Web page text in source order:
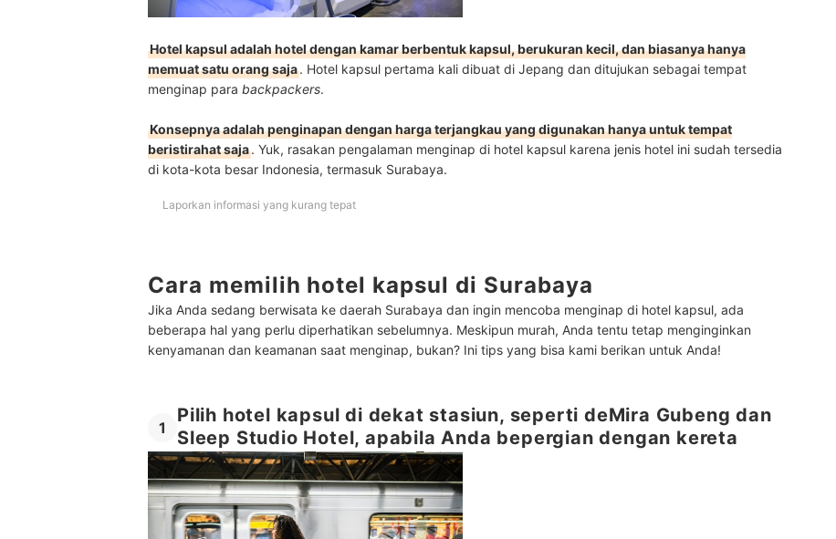
Hotel kapsul adalah hotel dengan kamar berbentuk kapsul, berukuran kecil, dan biasanya hanya
memuat satu orang saja. Hotel kapsul pertama kali dibuat di Jepang dan ditujukan sebagai tempat
menginap para backpackers.
Konsepnya adalah penginapan dengan harga terjangkau yang digunakan hanya untuk tempat
beristirahat saja. Yuk, rasakan pengalaman menginap di hotel kapsul karena jenis hotel ini sudah tersedia
di kota-kota besar Indonesia, termasuk Surabaya.
Laporkan informasi yang kurang tepat
Cara memilih hotel kapsul di Surabaya
Jika Anda sedang berwisata ke daerah Surabaya dan ingin mencoba menginap di hotel kapsul, ada
beberapa hal yang perlu diperhatikan sebelumnya. Meskipun murah, Anda tentu tetap menginginkan
kenyamanan dan keamanan saat menginap, bukan? Ini tips yang bisa kami berikan untuk Anda!
1
Pilih hotel kapsul di dekat stasiun, seperti deMira Gubeng dan
Sleep Studio Hotel, apabila Anda bepergian dengan kereta